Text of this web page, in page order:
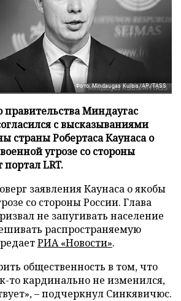
Фото: Mindaugas Kulbis/AP/TASS
правительства Миндаугас
с высказываниями
страны Робертаса Каунаса о
угрозе со стороны
портал LRT.
заявления Каунаса о якобы
со стороны России. Глава
не запугивать население
распространяемую
РИА «Новости».
общественность в том, что
то кардинально не изменился,
– подчеркнул Синкявичюс.